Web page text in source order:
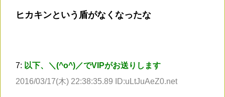
ヒカキンという盾がなくなったな
7: 以下、＼(^o^)／でVIPがお送りします
2016/03/17(木) 22:38:35.89 ID:uLtJuAeZ0.net